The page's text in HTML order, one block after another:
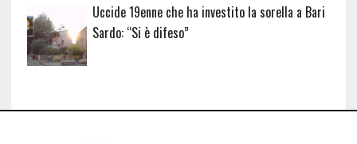
Uccide 19enne che ha investito la sorella a Bari
Sardo: “Si è difeso”